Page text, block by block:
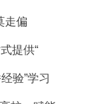
走偏
提供“
验”学习